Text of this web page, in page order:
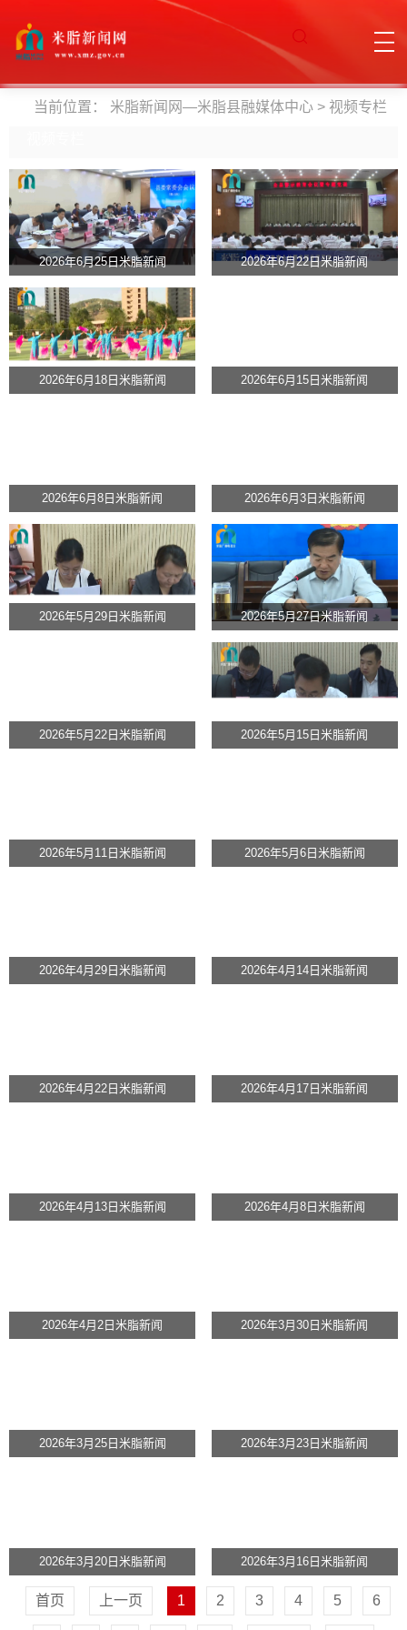
当前位置： 米脂新闻网—米脂县融媒体中心 > 视频专栏
2026年6月25日米脂新闻 2026年6月22日米脂新闻
2026年6月18日米脂新闻 2026年6月15日米脂新闻
2026年6月8日米脂新闻 2026年6月3日米脂新闻
2026年5月29日米脂新闻 2026年5月27日米脂新闻
2026年5月22日米脂新闻 2026年5月15日米脂新闻
2026年5月11日米脂新闻 2026年5月6日米脂新闻
2026年4月29日米脂新闻 2026年4月14日米脂新闻
2026年4月22日米脂新闻 2026年4月17日米脂新闻
2026年4月13日米脂新闻 2026年4月8日米脂新闻
2026年4月2日米脂新闻 2026年3月30日米脂新闻
2026年3月25日米脂新闻 2026年3月23日米脂新闻
2026年3月20日米脂新闻 2026年3月16日米脂新闻
首页 上一页 1 2 3 4 5 6